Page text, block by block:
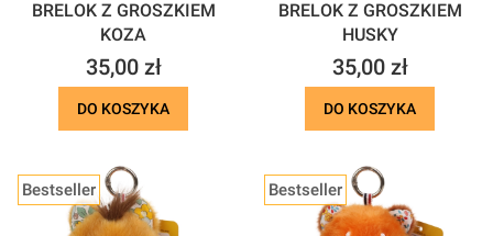
BRELOK Z GROSZKIEM
KOZA
Cena
35,00 zł
DO KOSZYKA
BRELOK Z GROSZKIEM
HUSKY
Cena
35,00 zł
DO KOSZYKA
Bestseller Bestseller